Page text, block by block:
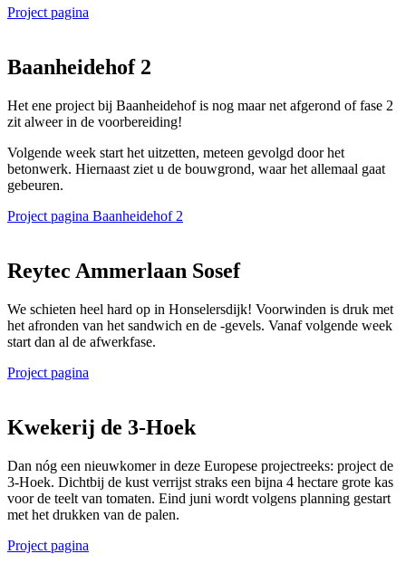
Project pagina
Baanheidehof 2
Het ene project bij Baanheidehof is nog maar net afgerond of fase 2
zit alweer in de voorbereiding!
Volgende week start het uitzetten, meteen gevolgd door het
betonwerk. Hiernaast ziet u de bouwgrond, waar het allemaal gaat
gebeuren.
Project pagina Baanheidehof 2
Reytec Ammerlaan Sosef
We schieten heel hard op in Honselersdijk! Voorwinden is druk met
het afronden van het sandwich en de -gevels. Vanaf volgende week
start dan al de afwerkfase.
Project pagina
Kwekerij de 3-Hoek
Dan nóg een nieuwkomer in deze Europese projectreeks: project de
3-Hoek. Dichtbij de kust verrijst straks een bijna 4 hectare grote kas
voor de teelt van tomaten. Eind juni wordt volgens planning gestart
met het drukken van de palen.
Project pagina